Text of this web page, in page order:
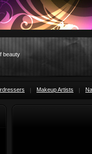
beauty
Makeup Artists